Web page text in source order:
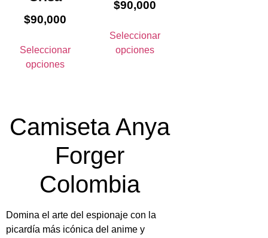
$90,000
Seleccionar
opciones
$90,000
Seleccionar
opciones
Camiseta Anya
Forger
Colombia
Domina el arte del espionaje con la
picardía más icónica del anime y